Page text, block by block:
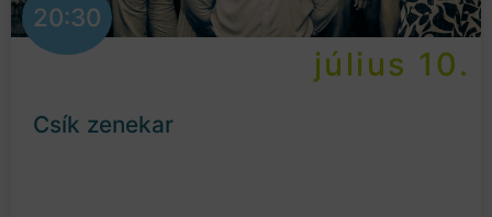
20:30
július 10.
Csík zenekar